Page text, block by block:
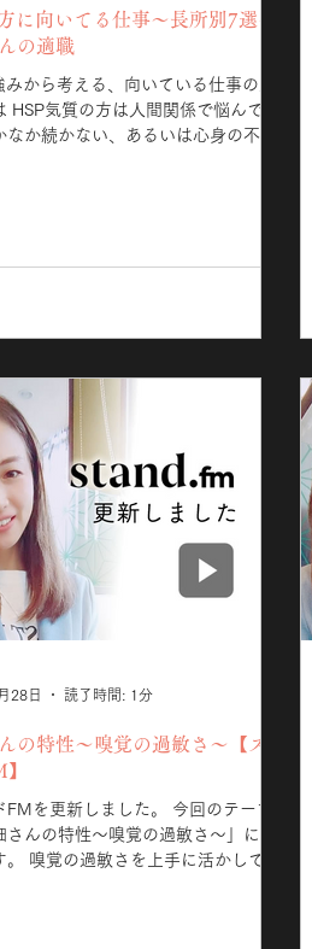
に向いてる仕事〜長所別7選〜
の適職
みから考える、向いている仕事の選
HSP気質の方は人間関係で悩んで仕
なか続かない、あるいは心身の不調
の特性〜嗅覚の過敏さ〜【スタ
を更新しました。 今回のテーマ
さんの特性〜嗅覚の過敏さ〜」につ
かして人
28日 読了時間: 1分